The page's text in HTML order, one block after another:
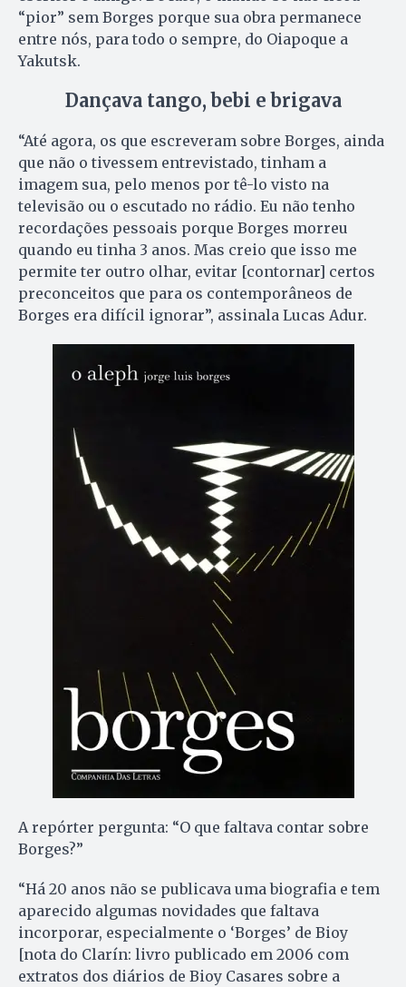
“pior” sem Borges porque sua obra permanece
entre nós, para todo o sempre, do Oiapoque a
Yakutsk.
Dançava tango, bebi e brigava
“Até agora, os que escreveram sobre Borges, ainda
que não o tivessem entrevistado, tinham a
imagem sua, pelo menos por tê-lo visto na
televisão ou o escutado no rádio. Eu não tenho
recordações pessoais porque Borges morreu
quando eu tinha 3 anos. Mas creio que isso me
permite ter outro olhar, evitar [contornar] certos
preconceitos que para os contemporâneos de
Borges era difícil ignorar”, assinala Lucas Adur.
A repórter pergunta: “O que faltava contar sobre
Borges?”
“Há 20 anos não se publicava uma biografia e tem
aparecido algumas novidades que faltava
incorporar, especialmente o ‘Borges’ de Bioy
[nota do Clarín: livro publicado em 2006 com
extratos dos diários de Bioy Casares sobre a